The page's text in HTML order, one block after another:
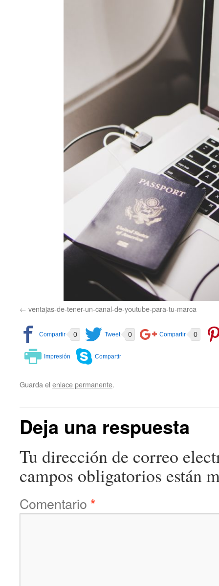
ventajas-de-tener-un-canal-de-youtube-para-tu-marca
0 0 0
Guarda el enlace permanente.
Deja una respuesta
Tu dirección de correo
campos obligatorios están
Comentario *